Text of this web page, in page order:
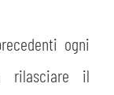
ogni
rilasciare il